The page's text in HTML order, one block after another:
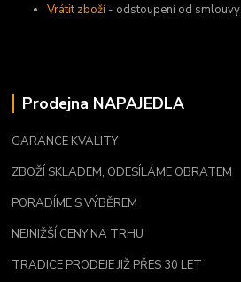
Vrátit zboží - odstoupení od smlouvy
Prodejna NAPAJEDLA
GARANCE KVALITY
ZBOŽÍ SKLADEM, ODESÍLÁME OBRATEM
PORADÍME S VÝBĚREM
NEJNIŽŠÍ CENY NA TRHU
TRADICE PRODEJE JIŽ PŘES 30 LET